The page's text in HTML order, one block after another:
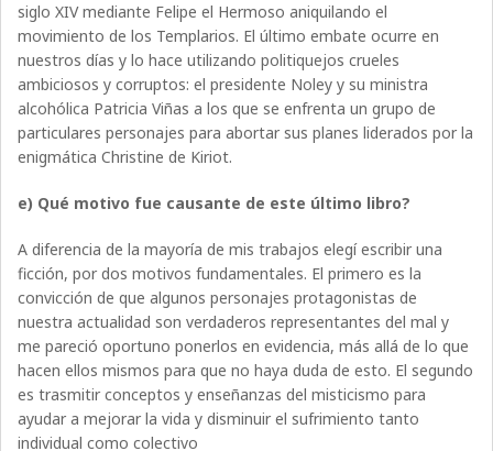
siglo XIV mediante Felipe el Hermoso aniquilando el
movimiento de los Templarios. El último embate ocurre en
nuestros días y lo hace utilizando politiquejos crueles
ambiciosos y corruptos: el presidente Noley y su ministra
alcohólica Patricia Viñas a los que se enfrenta un grupo de
particulares personajes para abortar sus planes liderados por la
enigmática Christine de Kiriot.
e) Qué motivo fue causante de este último libro?
A diferencia de la mayoría de mis trabajos elegí escribir una
ficción, por dos motivos fundamentales. El primero es la
convicción de que algunos personajes protagonistas de
nuestra actualidad son verdaderos representantes del mal y
me pareció oportuno ponerlos en evidencia, más allá de lo que
hacen ellos mismos para que no haya duda de esto. El segundo
es trasmitir conceptos y enseñanzas del misticismo para
ayudar a mejorar la vida y disminuir el sufrimiento tanto
individual como colectivo